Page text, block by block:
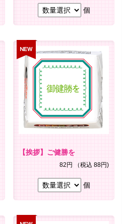
個
【挨拶】ご健勝を
82円 （税込 88円)
個